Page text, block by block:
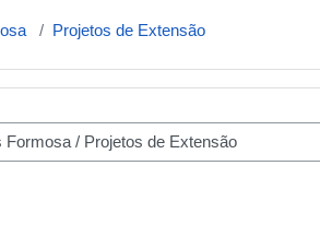
Projetos de Extensão